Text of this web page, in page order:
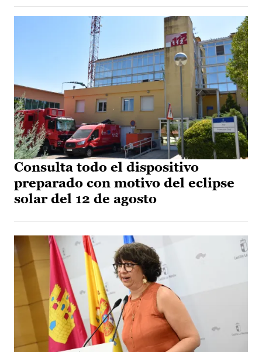
Consulta todo el dispositivo
preparado con motivo del eclipse
solar del 12 de agosto